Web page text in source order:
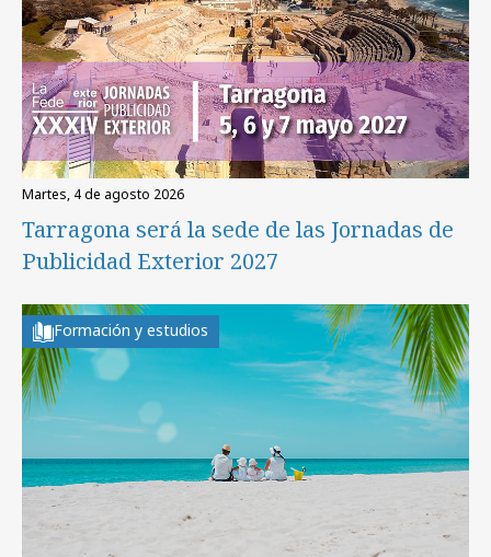
martes, 4 de agosto 2026
Tarragona será la sede de las Jornadas de
Publicidad Exterior 2027
Formación y estudios